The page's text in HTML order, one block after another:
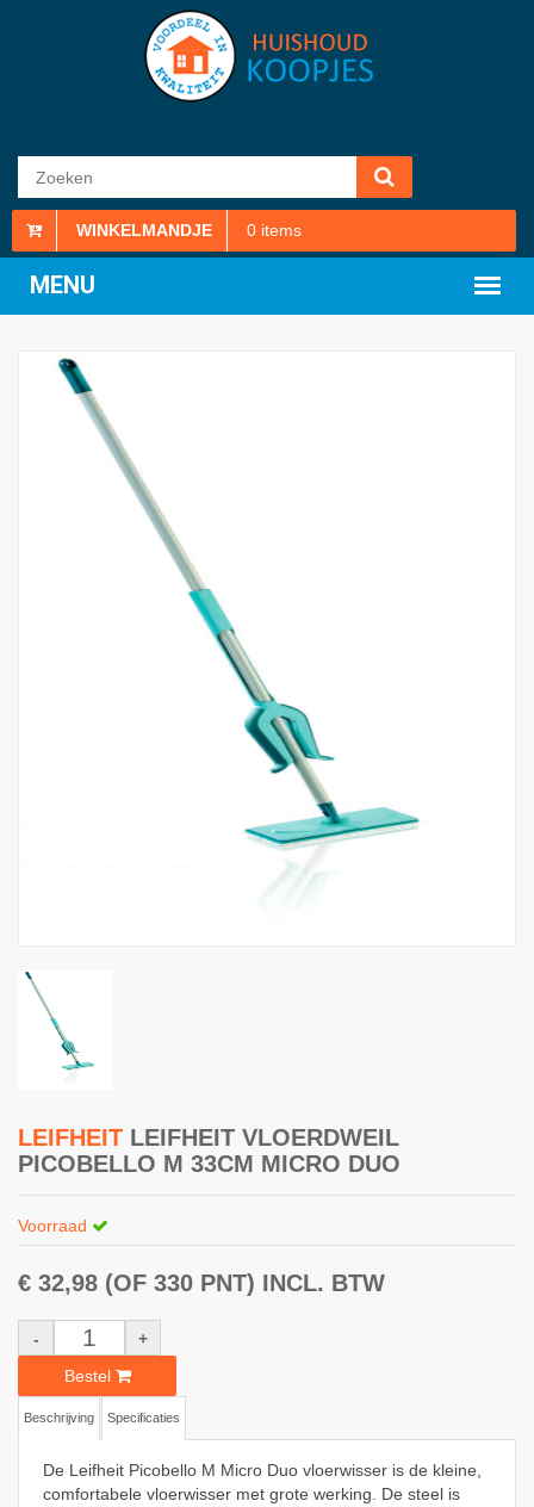
WINKELMANDJE 0 items
LEIFHEIT LEIFHEIT VLOERDWEIL
PICOBELLO M 33CM MICRO DUO
Voorraad
€ 32,98 (OF 330 PNT) INCL. BTW
-
+
Bestel
Beschrijving Specificaties
De Leifheit Picobello M Micro Duo vloerwisser is de kleine,
comfortabele vloerwisser met grote werking. De steel is